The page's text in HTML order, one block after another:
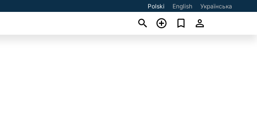
Polski English Українська